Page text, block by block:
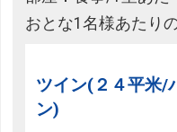
おとな1名様あたり
ツイン(２４平米/
ン)